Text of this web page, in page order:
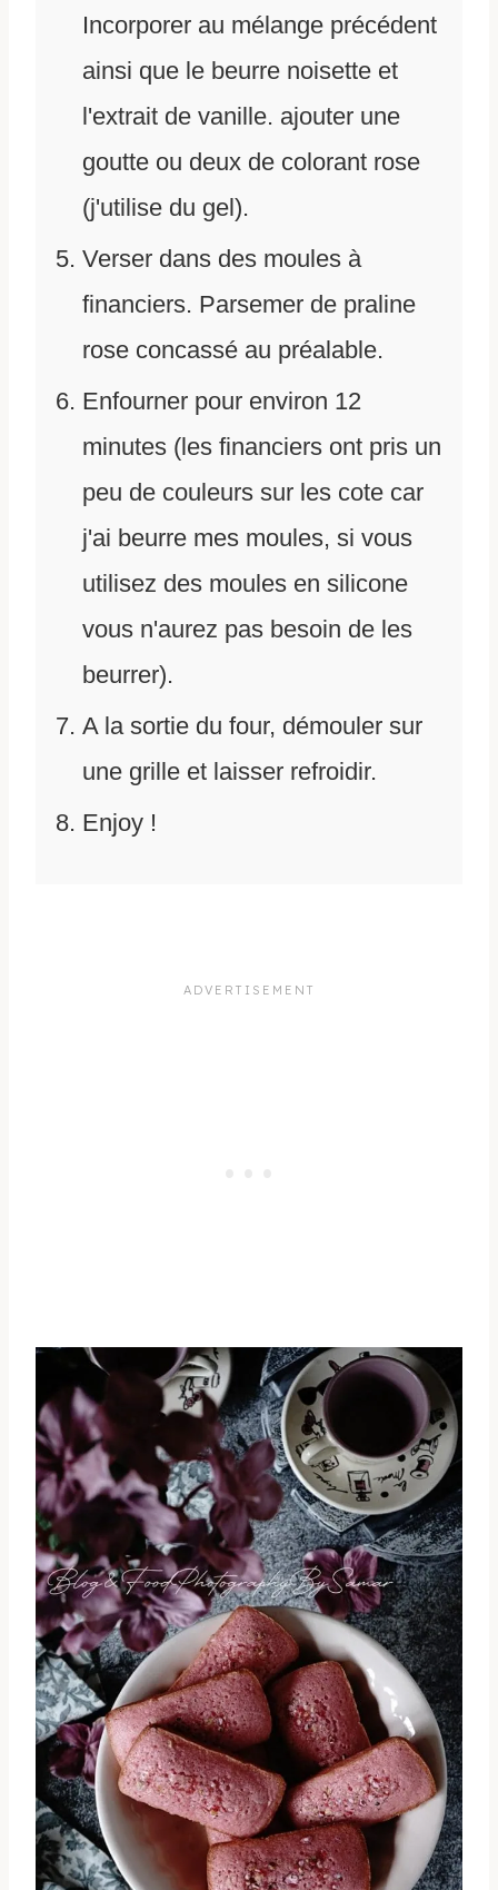
Incorporer au mélange précédent
ainsi que le beurre noisette et
l'extrait de vanille. ajouter une
goutte ou deux de colorant rose
(j'utilise du gel).
Verser dans des moules à
financiers. Parsemer de praline
rose concassé au préalable.
Enfourner pour environ 12
minutes (les financiers ont pris un
peu de couleurs sur les cote car
j'ai beurre mes moules, si vous
utilisez des moules en silicone
vous n'aurez pas besoin de les
beurrer).
A la sortie du four, démouler sur
une grille et laisser refroidir.
Enjoy !